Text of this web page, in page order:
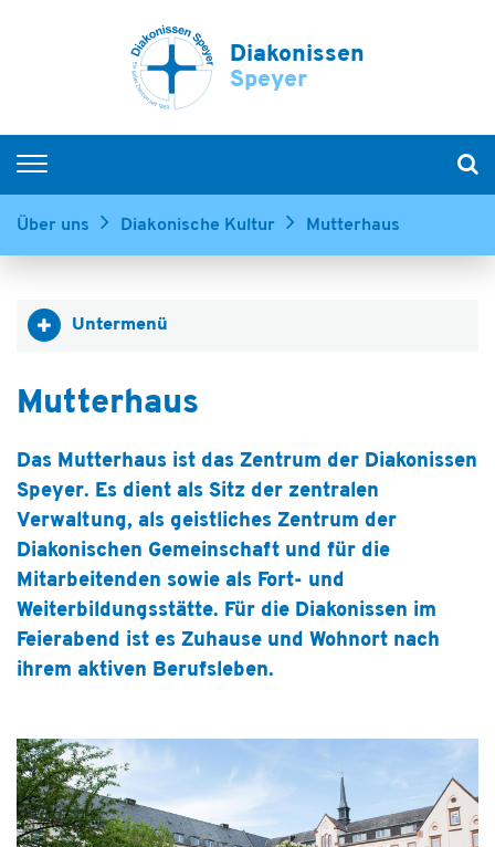
Diakonissen
Speyer
Krankenhäuser
Experten finden
Menschen mit Behinderung
Kinder & Jugendliche
Hospiz & Palliative Care
Ausbildung & Karriere
Über uns
Über uns Diakonische Kultur Mutterhaus
Untermenü
Mutterhaus
Das Mutterhaus ist das Zentrum der Diakonissen
Speyer. Es dient als Sitz der zentralen
Verwaltung, als geistliches Zentrum der
Diakonischen Gemeinschaft und für die
Mitarbeitenden sowie als Fort- und
Weiterbildungsstätte. Für die Diakonissen im
Feierabend ist es Zuhause und Wohnort nach
ihrem aktiven Berufsleben.